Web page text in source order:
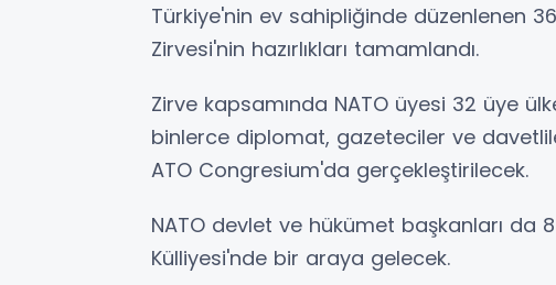
Türkiye'nin ev sahipliğinde düzenlenen
Zirvesi'nin hazırlıkları tamamlandı.
Zirve kapsamında NATO üyesi 32 üye
binlerce diplomat, gazeteciler ve
ATO Congresium'da gerçekleştirilecek.
NATO devlet ve hükümet başkanları da
Külliyesi'nde bir araya gelecek.